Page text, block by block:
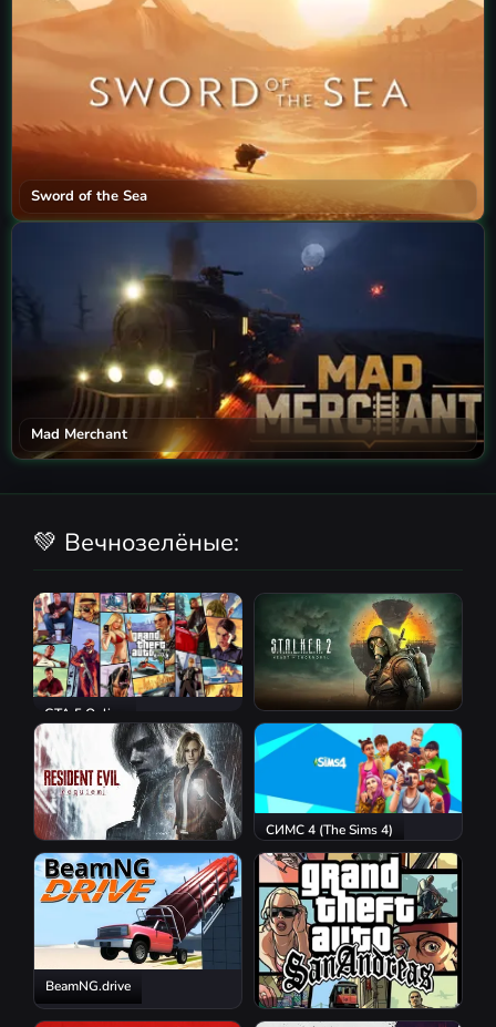
Sword of the Sea
Mad Merchant
💚 Вечнозелёные:
GTA 5 Online
S.T.A.L.K.E.R. 2: Heart of
Chornobyl
Resident Evil Requiem
СИМС 4 (The Sims 4)
BeamNG.drive